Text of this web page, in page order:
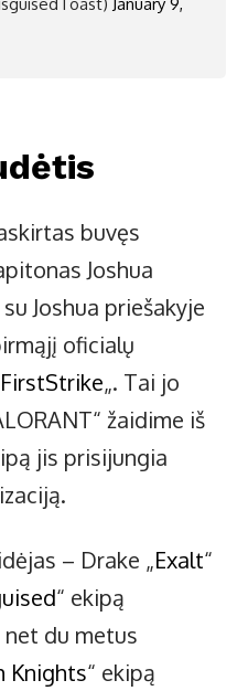
buvęs
Joshua
Joshua priešakyje
oficialų
FirstStrike„. Tai jo
žaidime iš
jis prisijungia
– Drake „Exalt“
“ ekipą
du metus
Knights“ ekipą